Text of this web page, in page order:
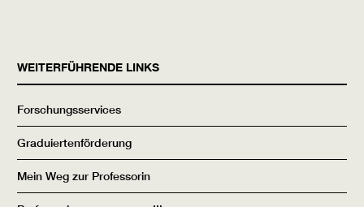
WEITERFÜHRENDE LINKS
Forschungsservices
Graduiertenförderung
Mein Weg zur Professorin